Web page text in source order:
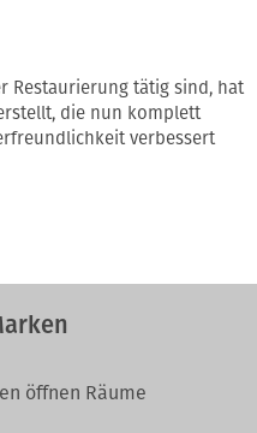
Restaurierung tätig sind, hat
die nun komplett
verbessert